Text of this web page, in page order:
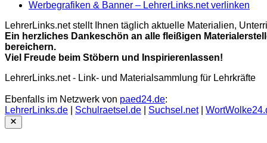
Werbegrafiken & Banner – LehrerLinks.net verlinken
LehrerLinks.net stellt Ihnen täglich aktuelle Materialien,
Ein herzliches Dankeschön an alle fleißigen
bereichern.
Viel Freude beim Stöbern und Inspirierenlassen!
LehrerLinks.net - Link- und Materialsammlung für Lehrkräfte
Ebenfalls im Netzwerk von paed24.de:
LehrerLinks.de
Schulraetsel.de Suchsel.net|
Close